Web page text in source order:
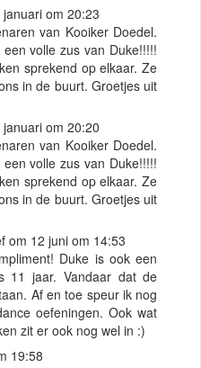
om 20:23
van Kooiker Doedel.
volle zus van Duke!!!!!
sprekend op elkaar. Ze
in de buurt. Groetjes uit
om 20:20
van Kooiker Doedel.
volle zus van Duke!!!!!
sprekend op elkaar. Ze
in de buurt. Groetjes uit
om 12 juni om 14:53
Duke is ook een
11 jaar. Vandaar dat de
Af en toe speur ik nog
oefeningen. Ook wat
zit er ook nog wel in :)
19:58